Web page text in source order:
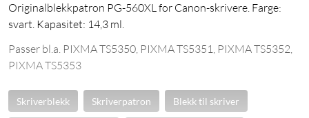
Originalblekkpatron PG-560XL for Canon-skrivere. Farge:
svart. Kapasitet: 14,3 ml.
Passer bl.a. PIXMA TS5350, PIXMA TS5351, PIXMA TS5352,
PIXMA TS5353
Skriverblekk Skriverpatron Blekk til skriver